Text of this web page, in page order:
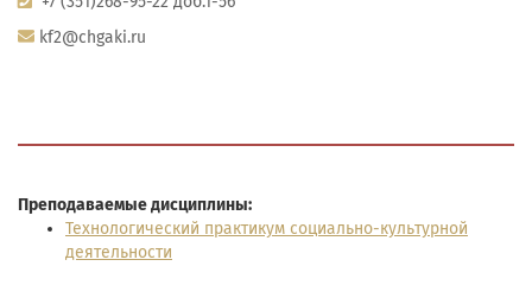
kf2@chgaki.ru
Преподаваемые дисциплины:
Технологический практикум социально-культурной
деятельности